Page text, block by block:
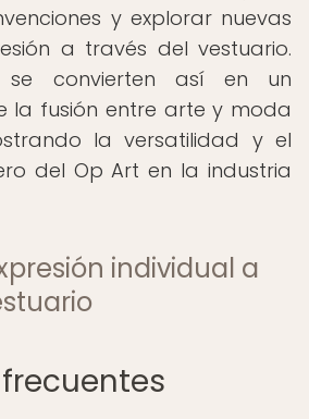
y explorar nuevas
a través del vestuario.
se convierten así en un
la fusión entre arte y moda
la versatilidad y el
del Op Art en la industria
individual a